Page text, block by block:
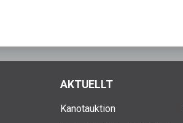
AKTUELLT
Kanotauktion